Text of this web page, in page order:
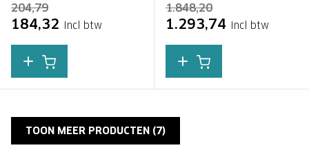
204,79
184,32 Incl btw
1.848,20
1.293,74 Incl btw
TOON MEER PRODUCTEN (7)